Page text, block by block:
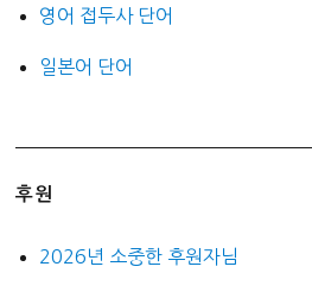
영어 접두사 단어
일본어 단어
후원
2026년 소중한 후원자님